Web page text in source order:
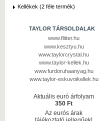
Kellékek (2 féle termék)
TAYLOR TÁRSOLDALAK
www.flitter.hu
www.kesztyu.hu
www.taylorcrystal.hu
www.taylor-kellek.hu
www.furdoruhaanyag.hu
www.taylor-eskuvoikellek.hu
Aktuális euró árfolyam
350 Ft
Az eurós árak